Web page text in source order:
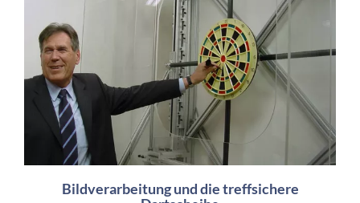
Bildverarbeitung und die treffsichere